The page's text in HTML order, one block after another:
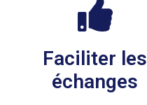
Faciliter les
échanges